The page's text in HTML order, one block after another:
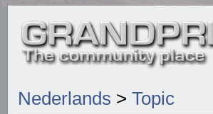
Nederlands > Topic